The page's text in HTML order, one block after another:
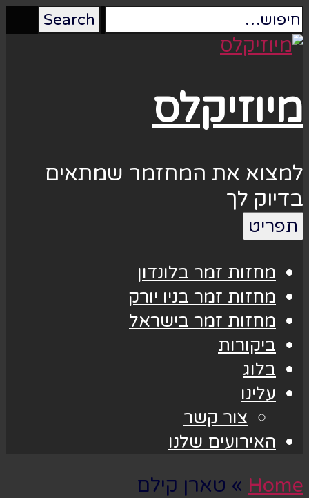
מיוזיקלס
למצוא את המחזמר שמתאים
בדיוק לך
תפריט
מחזות זמר בלונדון
מחזות זמר בניו יורק
מחזות זמר בישראל
ביקורות
בלוג
עלינו
צור קשר
האירועים שלנו
Home
» טארן קילם